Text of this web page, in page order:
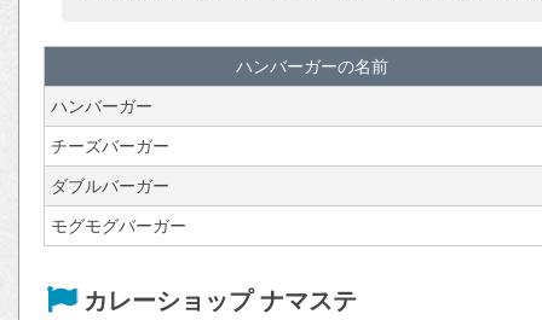
ハンバーガーの名前
ハンバーガー
チーズバーガー
ダブルバーガー
モグモグバーガー
カレーショップ ナマステ